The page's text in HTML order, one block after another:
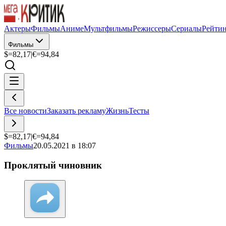
АктерыФильмыАнимеМультфильмыРежиссерыСериалы
Фильмы
$=82,17|€=94,84
Все новостиЗаказать рекламуЖизньТесты
$=82,17|€=94,84
Фильмы20.05.2021 в 18:07
Проклятый чиновник